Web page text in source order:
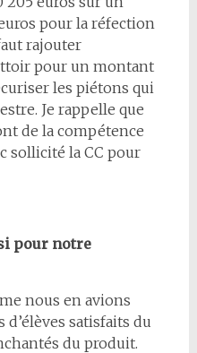
pour la réfection
rajouter
pour un montant
les piétons qui
Je rappelle que
de la compétence
sollicité la CC pour
pour notre
nous en avions
satisfaits du
du produit.